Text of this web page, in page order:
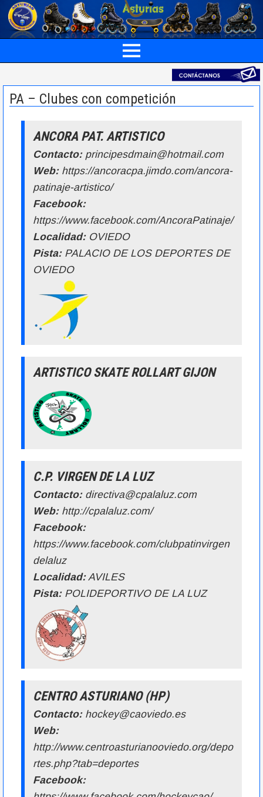
PA – Clubes con competición
ANCORA PAT. ARTISTICO
Contacto: principesdmain@hotmail.com
Web: https://ancoracpa.jimdo.com/ancora-
patinaje-artistico/
Facebook:
https://www.facebook.com/AncoraPatinaje/
Localidad:OVIEDO
Pista: PALACIO DE LOS DEPORTES DE
OVIEDO
ARTISTICO SKATE ROLLART GIJON
C.P. VIRGEN DE LA LUZ
Contacto: directiva@cpalaluz.com
Web: http://cpalaluz.com/
Facebook:
https://www.facebook.com/clubpatinvirgen
delaluz
Localidad:AVILES
Pista: POLIDEPORTIVO DE LA LUZ
CENTRO ASTURIANO (HP)
Contacto: hockey@caoviedo.es
Web:
http://www.centroasturianooviedo.org/depo
rtes.php?tab=deportes
Facebook: